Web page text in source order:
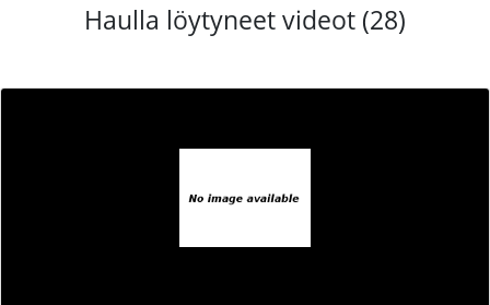
Haulla löytyneet videot (28)